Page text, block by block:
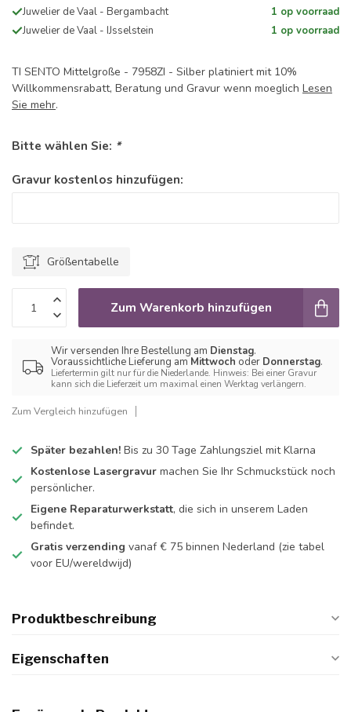
Juwelier de Vaal - Bergambacht
1 op voorraad
Juwelier de Vaal - IJsselstein
1 op voorraad
TI SENTO Mittelgroße - 7958ZI - Silber platiniert mit 10%
Willkommensrabatt, Beratung und Gravur wenn moeglich Lesen
Sie mehr.
Bitte wählen Sie: *
Gravur kostenlos hinzufügen:
Größentabelle
Zum Warenkorb hinzufügen
Wir versenden Ihre Bestellung am Dienstag.
Voraussichtliche Lieferung am Mittwoch oder Donnerstag.
Liefertermin gilt nur für die Niederlande. Hinweis: Bei einer Gravur
kann sich die Lieferzeit um maximal einen Werktag verlängern.
Zum Vergleich hinzufügen
Später bezahlen! Bis zu 30 Tage Zahlungsziel mit Klarna
Kostenlose Lasergravur machen Sie Ihr Schmuckstück noch
persönlicher.
Eigene Reparaturwerkstatt, die sich in unserem Laden
befindet.
Gratis verzending vanaf € 75 binnen Nederland (zie tabel
voor EU/wereldwijd)
Produktbeschreibung
Eigenschaften